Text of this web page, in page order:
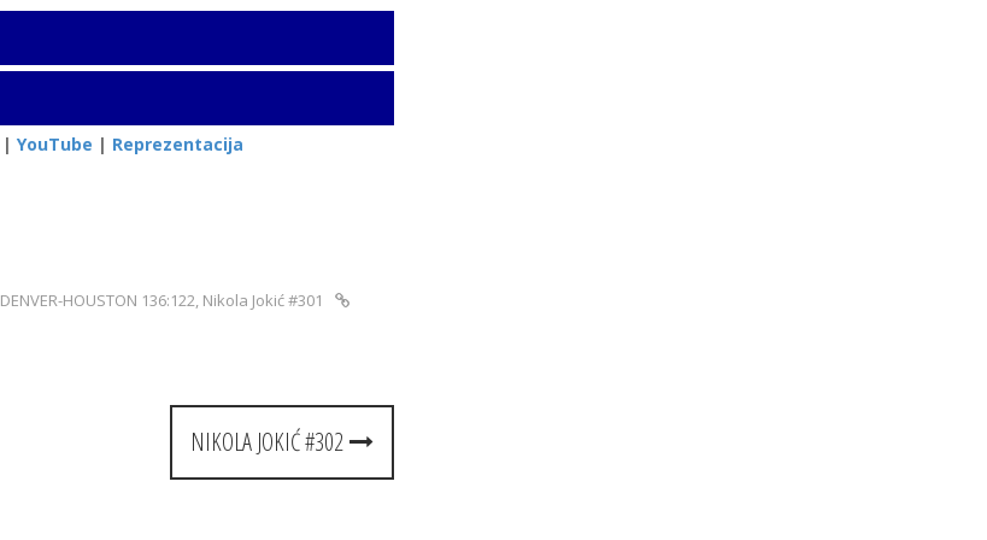
| YouTube | Reprezentacija
DENVER-HOUSTON 136:122, Nikola Jokić #301
NIKOLA JOKIĆ #302